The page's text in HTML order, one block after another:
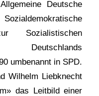
Deutsche
Sozialistischen
umbenannt in SPD.
Wilhelm Liebknecht
das Leitbild einer